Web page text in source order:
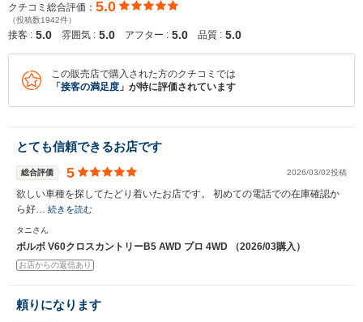
クチコミ総合評価： 5.0
（投稿数1942件）
接客 : 5.0 雰囲気 : 5.0 アフター : 5.0 品質 : 5.0
この販売店で購入された方のクチコミでは
「 接客の満足度 」が特に評価されています
とても信頼できるお店です
総合評価 5 2026/03/02投稿
欲しい車種を探してたどり着いたお店です。 初めての電話での在庫確認か
ら好… 続きを読む
タニさん
ボルボ V60クロスカントリーB5 AWD プロ 4WD （2026/03購入）
お店からの返信あり
頼りになります